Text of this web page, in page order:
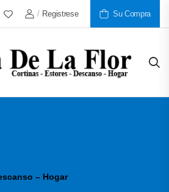
/ Registrese Su Compra
– Hogar